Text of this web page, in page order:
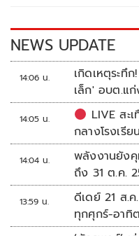
k k
NEWS UPDATE
14:06 น.
เกิดเหตุระทึ
เล็ก' อบต.แก่
14:05 น.
LIVE สะ
กลางโรงเรี
14:04 น.
พลังงานยังคุ
ถึง 31 ต.ค.
13:59 น.
ดีเดย์ 21 ส.
ทุกศุกร์-อา